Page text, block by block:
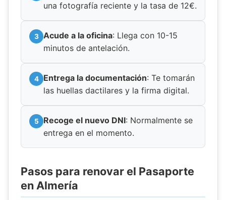
una fotografía reciente y la tasa de 12€.
Acude a la oficina: Llega con 10-15
minutos de antelación.
Entrega la documentación: Te tomarán
las huellas dactilares y la firma digital.
Recoge el nuevo DNI: Normalmente se
entrega en el momento.
Pasos para renovar el Pasaporte
en Almería